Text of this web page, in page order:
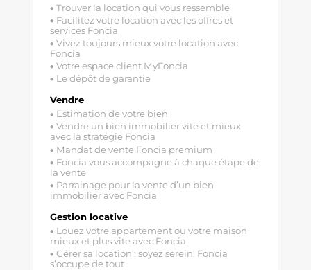
Trouver la location qui vous ressemble
Facilitez votre location avec les offres et
services Foncia
Vivez toujours mieux votre location avec
Foncia
Votre espace client MyFoncia
Le dépôt de garantie
Vendre
Estimation de votre bien
Vendre un bien immobilier vite et mieux
avec la stratégie Foncia
Mandat de vente Foncia premium
Foncia vous accompagne à chaque étape de
la vente
Parrainage pour la vente d’un bien
immobilier avec Foncia
Gestion locative
Louez votre appartement ou votre maison
mieux et plus vite avec Foncia
Gérer sa location : soyez serein, Foncia
s’occupe de tout